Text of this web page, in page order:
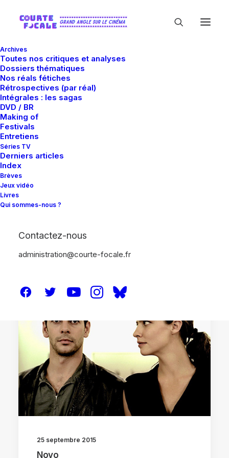
Archives
Toutes nos critiques et analyses
Dossiers thématiques
Nos réals fétiches
Rétrospectives (par réal)
Intégrales : les sagas
DVD / BR
Making of
Festivals
Entretiens
Séries TV
Derniers articles
Index
Brèves
Jeux vidéo
Livres
Qui sommes-nous ?
Contactez-nous
administration@courte-focale.fr
25 septembre 2015
Novo